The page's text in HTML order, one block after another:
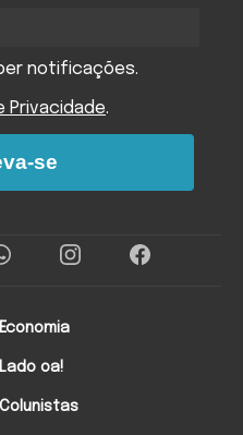
Economia
Lado oa!
Colunistas
notificações.
Privacidade.
se